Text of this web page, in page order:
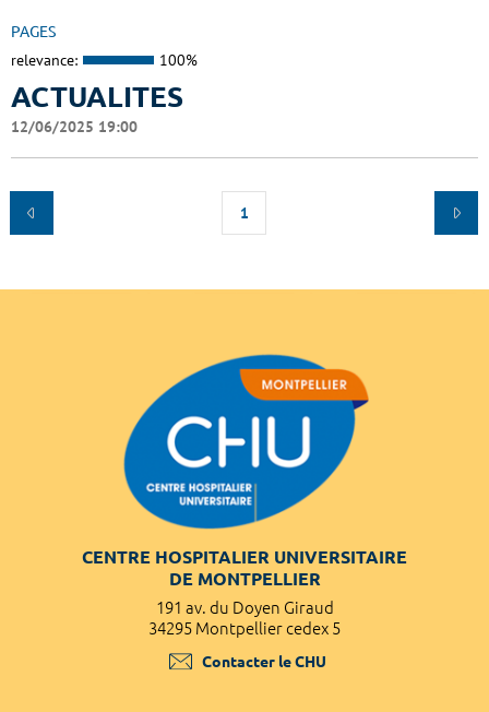
PAGES
relevance: 100%
ACTUALITES
12/06/2025 19:00
1
CENTRE HOSPITALIER UNIVERSITAIRE
DE MONTPELLIER
191 av. du Doyen Giraud
34295 Montpellier cedex 5
Contacter le CHU